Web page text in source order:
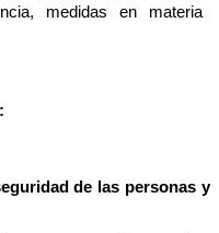
medidas en materia
de las personas y